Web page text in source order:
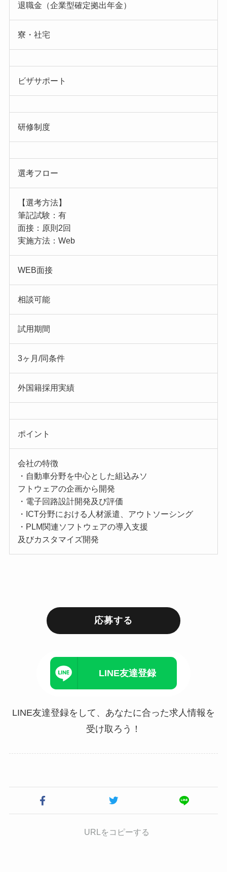
退職金（企業型確定拠出年金）
寮・社宅
ビザサポート
研修制度
選考フロー
【選考方法】
筆記試験：有
面接：原則2回
実施方法：Web
WEB面接
相談可能
試用期間
3ヶ⽉/同条件
外国籍採用実績
ポイント
会社の特徴
・自動車分野を中心とした組込みソ
フトウェアの企画から開発
・電子回路設計開発及び評価
・ICT分野における人材派遣、アウトソーシング
・PLM関連ソフトウェアの導入支援
及びカスタマイズ開発
応募する
LINE友達登録
LINE友達登録をして、あなたに合った求人情報を
受け取ろう！
URLをコピーする